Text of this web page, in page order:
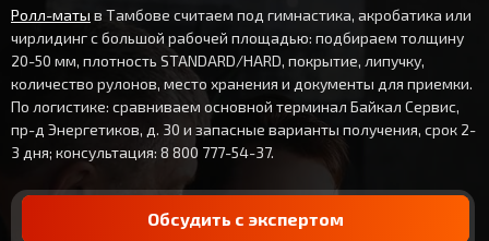
Ролл-маты в Тамбове считаем под гимнастика, акробатика или
чирлидинг с большой рабочей площадью: подбираем толщину
20-50 мм, плотность STANDARD/HARD, покрытие, липучку,
количество рулонов, место хранения и документы для приемки.
По логистике: сравниваем основной терминал Байкал Сервис,
пр-д Энергетиков, д. 30 и запасные варианты получения, срок 2-
3 дня; консультация: 8 800 777-54-37.
Обсудить с экспертом